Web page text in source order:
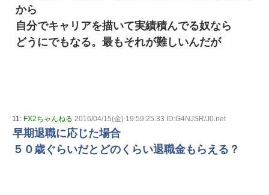
から
自分でキャリアを描いて実績積んでる奴なら
どうにでもなる。最もそれが難しいんだが
11: FX2ちゃんねる 2016/04/15(金) 19:59:25.33 ID:G4NJSR/J0.net
早期退職に応じた場合
５０歳ぐらいだとどのくらい退職金もらえる？